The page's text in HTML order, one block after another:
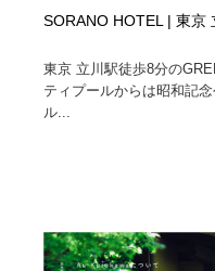
SORANO HOTEL | 東京
東京 立川駅徒歩8分の
ティプールからは昭和記
ル...